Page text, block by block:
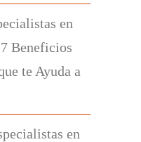
en
Beneficios
te Ayuda a
en